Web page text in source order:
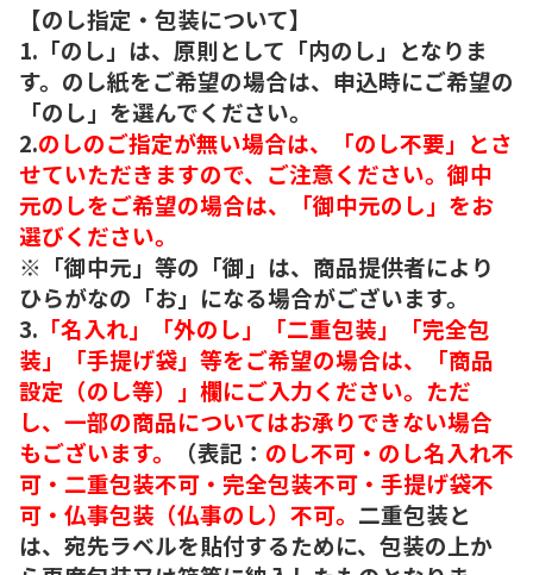
【のし指定・包装について】
1.「のし」は、原則として「内のし」となりま
す。のし紙をご希望の場合は、申込時にご希望の
「のし」を選んでください。
2.のしのご指定が無い場合は、「のし不要」とさ
せていただきますので、ご注意ください。御中
元のしをご希望の場合は、「御中元のし」をお
選びください。
※「御中元」等の「御」は、商品提供者により
ひらがなの「お」になる場合がございます。
3. 「名入れ」「外のし」「二重包装」「完全包
装」「手提げ袋」等をご希望の場合は、「商品
設定（のし等）」欄にご入力ください。ただ
し、一部の商品についてはお承りできない場合
もございます。
（表記： のし不可・のし名入れ不
可・二重包装不可・完全包装不可・手提げ袋不
可・仏事包装（仏事のし）不可。 二重包装と
は、宛先ラベルを貼付するために、包装の上か